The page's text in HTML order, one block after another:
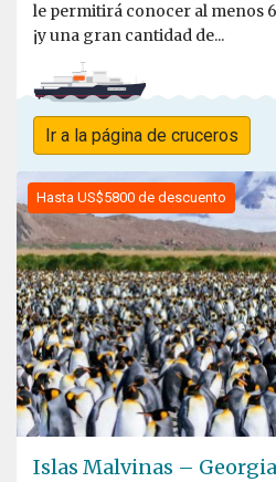
le permitirá conocer al menos
¡y una gran cantidad de...
Ir a la página de cruceros
Hasta US$5800 de descuento
Islas Malvinas –